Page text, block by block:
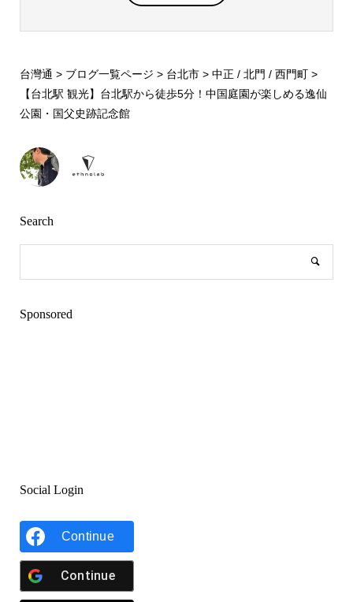
台灣通 > ブログ一覧ページ > 台北市> 中正 / 北門 / 西門町>
【台北駅 観光】台北駅から徒歩5分！中国庭園が楽しめる逸仙
公園・国父史跡記念館
Search
Sponsored
Social Login
Continue
Continue